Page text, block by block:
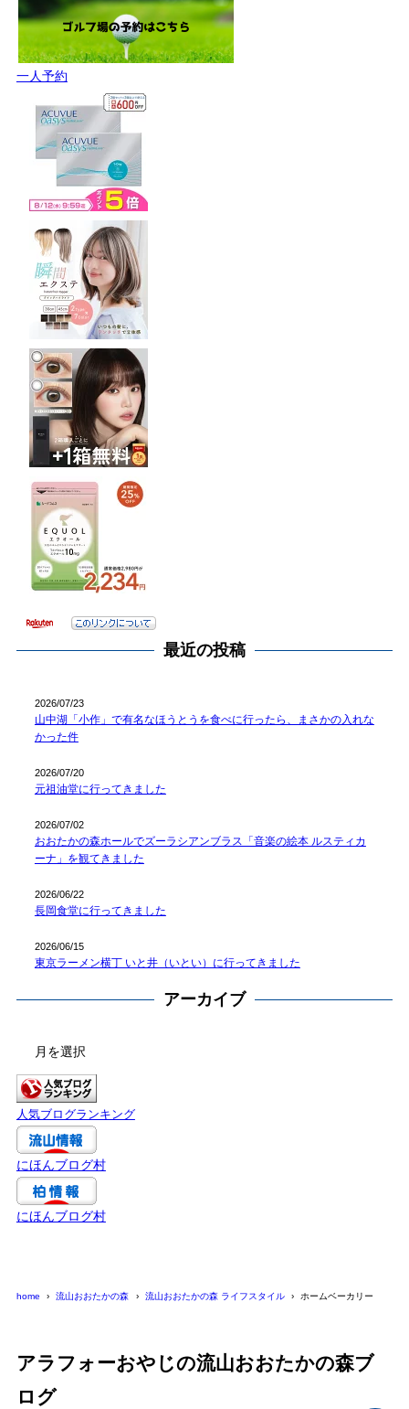
一人予約
最近の投稿
山中湖「小作」で有名なほうとうを食べに行ったら、まさかの入れな
かった件
2026/07/23
元祖油堂に行ってきました
2026/07/20
おおたかの森ホールでズーラシアンブラス「音楽の絵本 ルスティカ
ーナ」を観てきました
2026/07/02
長岡食堂に行ってきました
2026/06/22
東京ラーメン横丁 いと井（いとい）に行ってきました
2026/06/15
アーカイブ
カ
イ
ブ
人気ブログランキング
にほんブログ村
にほんブログ村
home 流山おおたかの森 流山おおたかの森 ライフスタイル ホームベーカリー
アラフォーおやじの流山おおたかの森ブ
ログ